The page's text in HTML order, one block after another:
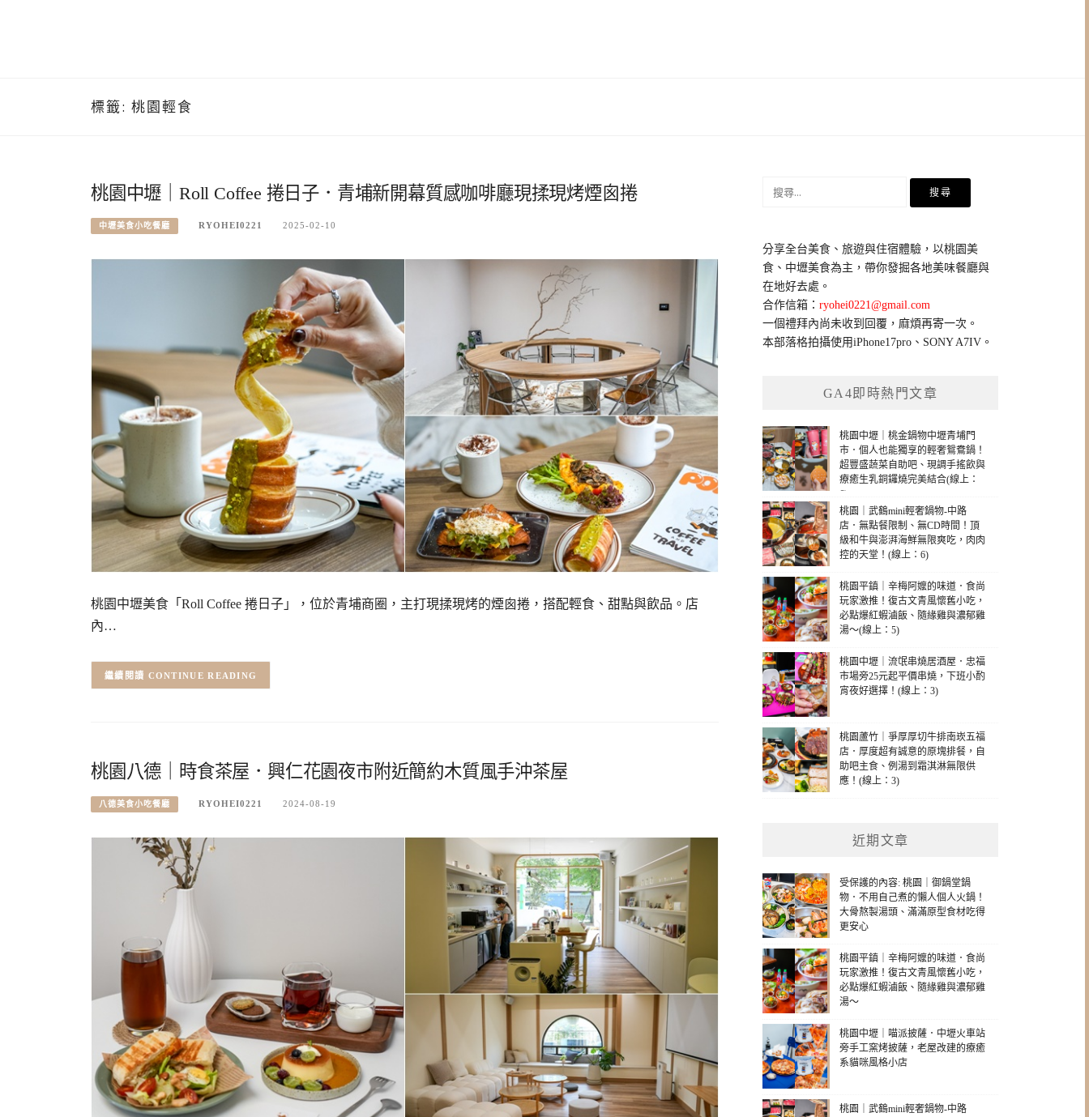
標籤: 桃園輕食
桃園中壢｜Roll Coffee 捲日子．青埔新開幕質感咖啡廳現揉現烤煙囪捲
中壢美食小吃餐廳 RYOHEI0221 2025-02-10
桃園中壢美食「Roll Coffee 捲日子」，位於青埔商圈，主打現揉現烤的煙囪捲，搭配輕食、甜點與飲品。店
內…
CONTINUE READING
桃園八德｜時食茶屋．興仁花園夜市附近簡約木質風手沖茶屋
八德美食小吃餐廳 RYOHEI0221 2024-08-19
鍵
字:
分享全台美食、旅遊與住宿體驗，以桃園美
食、中壢美食為主，帶你發掘各地美味餐廳與
在地好去處。
合作信箱：ryohei0221@gmail.com
一個禮拜內尚未收到回覆，麻煩再寄一次。
本部落格拍攝使用iPhone17pro、SONY A7IV。
GA4即時熱門文章
桃園中壢｜桃金鍋物中壢青埔門
市．個人也能獨享的輕奢鴛鴦鍋！
超豐盛蔬菜自助吧、現調手搖飲與
療癒生乳銅鑼燒完美結合(線上：
6)
桃園｜武鶴mini輕奢鍋物-中路
店．無點餐限制、無CD時間！頂
級和牛與澎湃海鮮無限爽吃，肉肉
控的天堂！(線上：6)
桃園平鎮｜辛梅阿嬤的味道．食尚
玩家激推！復古文青風懷舊小吃，
必點爆紅蝦滷飯、隨緣雞與濃郁雞
湯～(線上：5)
桃園中壢｜流氓串燒居酒屋．忠福
市場旁25元起平價串燒，下班小酌
宵夜好選擇！(線上：3)
桃園蘆竹｜爭厚厚切牛排南崁五福
店．厚度超有誠意的原塊排餐，自
助吧主食、例湯到霜淇淋無限供
應！(線上：3)
近期文章
受保護的內容: 桃園｜御鍋堂鍋
物．不用自己煮的懶人個人火鍋！
大骨熬製湯頭、滿滿原型食材吃得
更安心
桃園平鎮｜辛梅阿嬤的味道．食尚
玩家激推！復古文青風懷舊小吃，
必點爆紅蝦滷飯、隨緣雞與濃郁雞
湯～
桃園中壢｜喵派披薩．中壢火車站
旁手工窯烤披薩，老屋改建的療癒
系貓咪風格小店
桃園｜武鶴mini輕奢鍋物-中路